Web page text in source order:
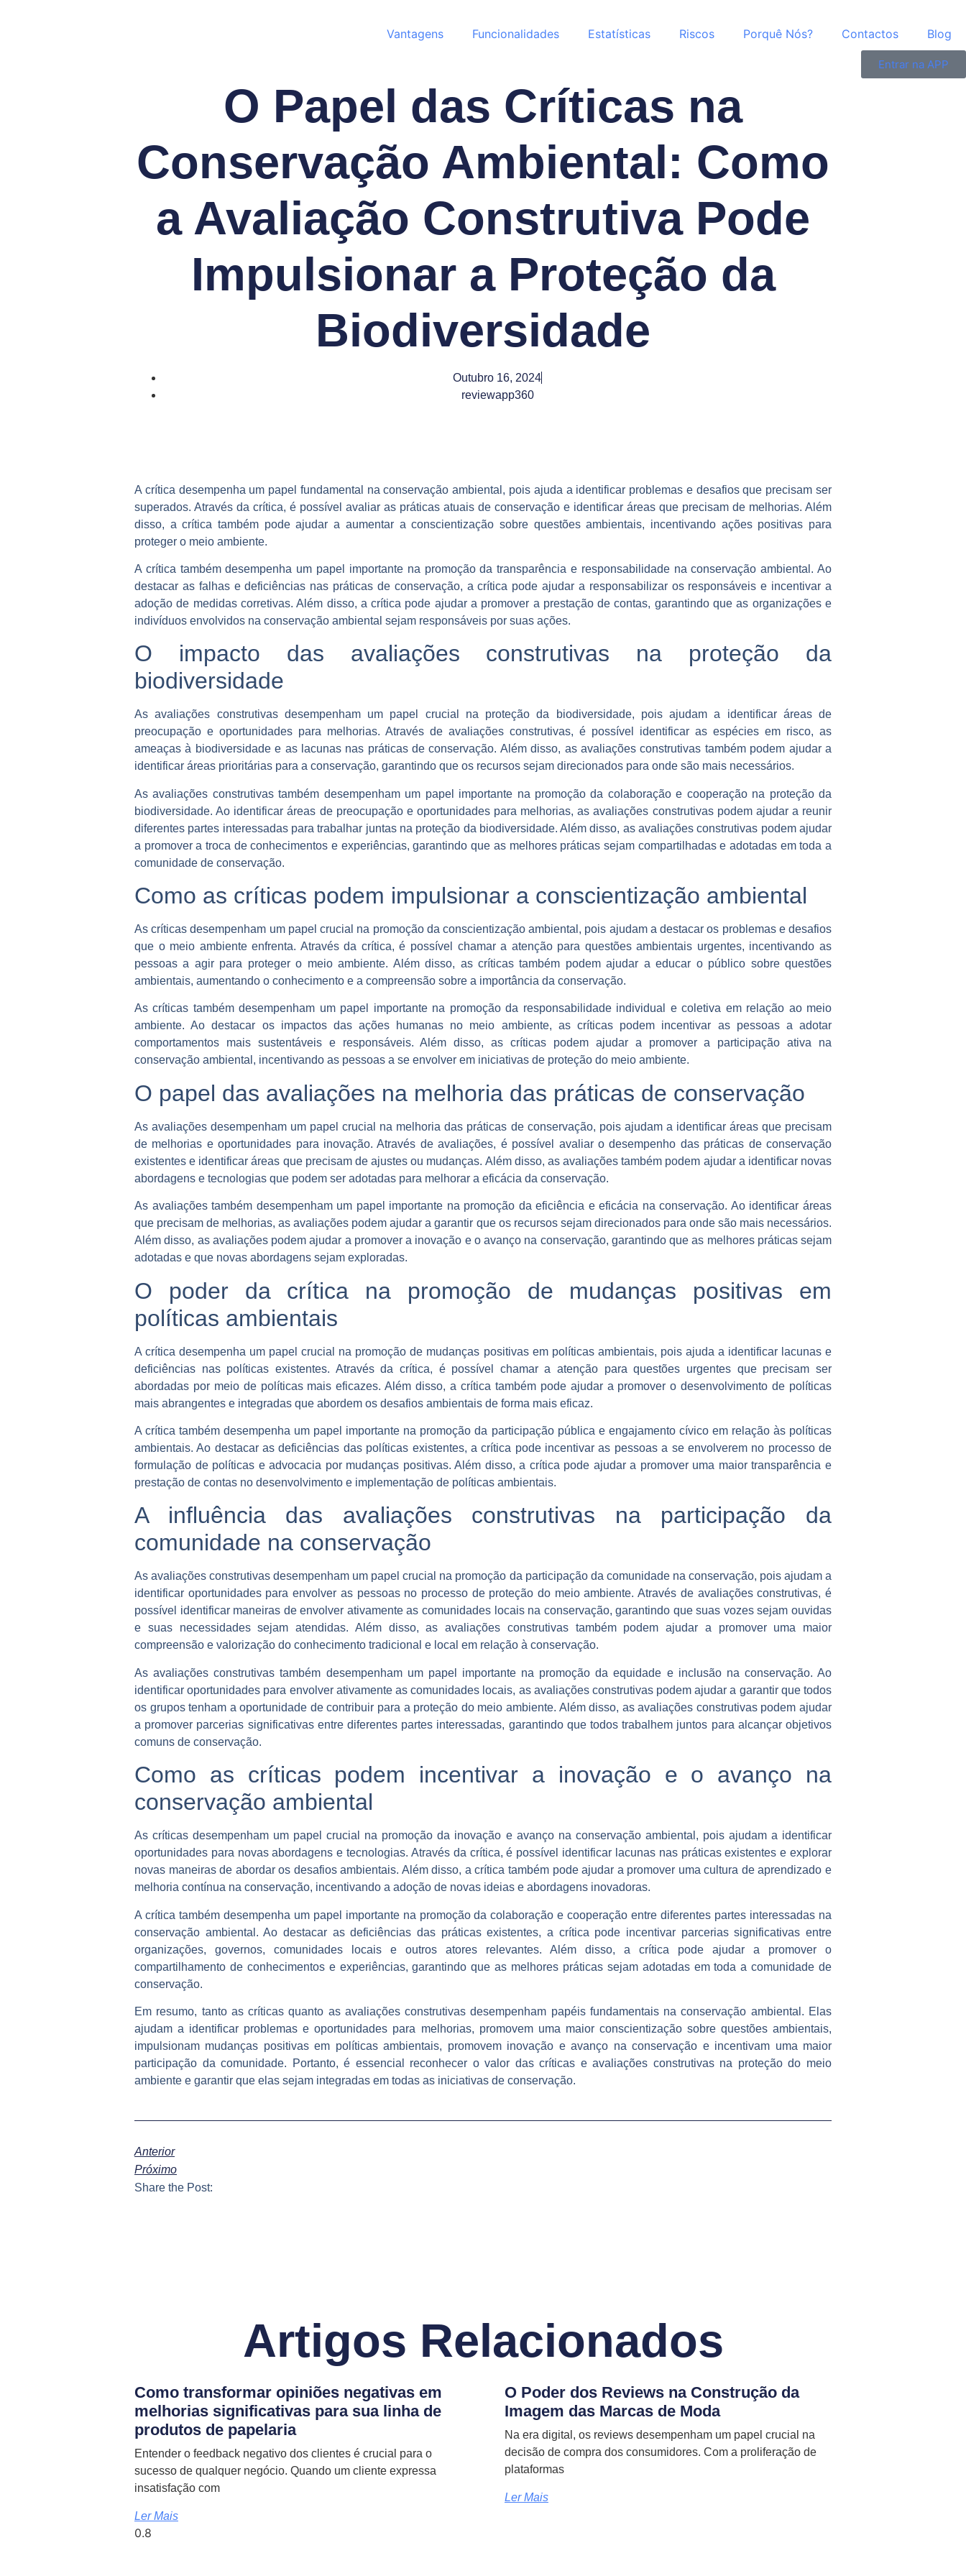
Vantagens Funcionalidades Estatísticas Riscos Porquê Nós? Contactos Blog
Entrar na APP
O Papel das Críticas na
Conservação Ambiental: Como
a Avaliação Construtiva Pode
Impulsionar a Proteção da
Biodiversidade
Outubro 16, 2024
reviewapp360
A crítica desempenha um papel fundamental na conservação ambiental, pois ajuda a identificar problemas e desafios que precisam ser
superados. Através da crítica, é possível avaliar as práticas atuais de conservação e identificar áreas que precisam de melhorias. Além
disso, a crítica também pode ajudar a aumentar a conscientização sobre questões ambientais, incentivando ações positivas para
proteger o meio ambiente.
A crítica também desempenha um papel importante na promoção da transparência e responsabilidade na conservação ambiental. Ao
destacar as falhas e deficiências nas práticas de conservação, a crítica pode ajudar a responsabilizar os responsáveis e incentivar a
adoção de medidas corretivas. Além disso, a crítica pode ajudar a promover a prestação de contas, garantindo que as organizações e
indivíduos envolvidos na conservação ambiental sejam responsáveis por suas ações.
O impacto das avaliações construtivas na proteção da
biodiversidade
As avaliações construtivas desempenham um papel crucial na proteção da biodiversidade, pois ajudam a identificar áreas de
preocupação e oportunidades para melhorias. Através de avaliações construtivas, é possível identificar as espécies em risco, as
ameaças à biodiversidade e as lacunas nas práticas de conservação. Além disso, as avaliações construtivas também podem ajudar a
identificar áreas prioritárias para a conservação, garantindo que os recursos sejam direcionados para onde são mais necessários.
As avaliações construtivas também desempenham um papel importante na promoção da colaboração e cooperação na proteção da
biodiversidade. Ao identificar áreas de preocupação e oportunidades para melhorias, as avaliações construtivas podem ajudar a reunir
diferentes partes interessadas para trabalhar juntas na proteção da biodiversidade. Além disso, as avaliações construtivas podem ajudar
a promover a troca de conhecimentos e experiências, garantindo que as melhores práticas sejam compartilhadas e adotadas em toda a
comunidade de conservação.
Como as críticas podem impulsionar a conscientização ambiental
As críticas desempenham um papel crucial na promoção da conscientização ambiental, pois ajudam a destacar os problemas e desafios
que o meio ambiente enfrenta. Através da crítica, é possível chamar a atenção para questões ambientais urgentes, incentivando as
pessoas a agir para proteger o meio ambiente. Além disso, as críticas também podem ajudar a educar o público sobre questões
ambientais, aumentando o conhecimento e a compreensão sobre a importância da conservação.
As críticas também desempenham um papel importante na promoção da responsabilidade individual e coletiva em relação ao meio
ambiente. Ao destacar os impactos das ações humanas no meio ambiente, as críticas podem incentivar as pessoas a adotar
comportamentos mais sustentáveis e responsáveis. Além disso, as críticas podem ajudar a promover a participação ativa na
conservação ambiental, incentivando as pessoas a se envolver em iniciativas de proteção do meio ambiente.
O papel das avaliações na melhoria das práticas de conservação
As avaliações desempenham um papel crucial na melhoria das práticas de conservação, pois ajudam a identificar áreas que precisam
de melhorias e oportunidades para inovação. Através de avaliações, é possível avaliar o desempenho das práticas de conservação
existentes e identificar áreas que precisam de ajustes ou mudanças. Além disso, as avaliações também podem ajudar a identificar novas
abordagens e tecnologias que podem ser adotadas para melhorar a eficácia da conservação.
As avaliações também desempenham um papel importante na promoção da eficiência e eficácia na conservação. Ao identificar áreas
que precisam de melhorias, as avaliações podem ajudar a garantir que os recursos sejam direcionados para onde são mais necessários.
Além disso, as avaliações podem ajudar a promover a inovação e o avanço na conservação, garantindo que as melhores práticas sejam
adotadas e que novas abordagens sejam exploradas.
O poder da crítica na promoção de mudanças positivas em
políticas ambientais
A crítica desempenha um papel crucial na promoção de mudanças positivas em políticas ambientais, pois ajuda a identificar lacunas e
deficiências nas políticas existentes. Através da crítica, é possível chamar a atenção para questões urgentes que precisam ser
abordadas por meio de políticas mais eficazes. Além disso, a crítica também pode ajudar a promover o desenvolvimento de políticas
mais abrangentes e integradas que abordem os desafios ambientais de forma mais eficaz.
A crítica também desempenha um papel importante na promoção da participação pública e engajamento cívico em relação às políticas
ambientais. Ao destacar as deficiências das políticas existentes, a crítica pode incentivar as pessoas a se envolverem no processo de
formulação de políticas e advocacia por mudanças positivas. Além disso, a crítica pode ajudar a promover uma maior transparência e
prestação de contas no desenvolvimento e implementação de políticas ambientais.
A influência das avaliações construtivas na participação da
comunidade na conservação
As avaliações construtivas desempenham um papel crucial na promoção da participação da comunidade na conservação, pois ajudam a
identificar oportunidades para envolver as pessoas no processo de proteção do meio ambiente. Através de avaliações construtivas, é
possível identificar maneiras de envolver ativamente as comunidades locais na conservação, garantindo que suas vozes sejam ouvidas
e suas necessidades sejam atendidas. Além disso, as avaliações construtivas também podem ajudar a promover uma maior
compreensão e valorização do conhecimento tradicional e local em relação à conservação.
As avaliações construtivas também desempenham um papel importante na promoção da equidade e inclusão na conservação. Ao
identificar oportunidades para envolver ativamente as comunidades locais, as avaliações construtivas podem ajudar a garantir que todos
os grupos tenham a oportunidade de contribuir para a proteção do meio ambiente. Além disso, as avaliações construtivas podem ajudar
a promover parcerias significativas entre diferentes partes interessadas, garantindo que todos trabalhem juntos para alcançar objetivos
comuns de conservação.
Como as críticas podem incentivar a inovação e o avanço na
conservação ambiental
As críticas desempenham um papel crucial na promoção da inovação e avanço na conservação ambiental, pois ajudam a identificar
oportunidades para novas abordagens e tecnologias. Através da crítica, é possível identificar lacunas nas práticas existentes e explorar
novas maneiras de abordar os desafios ambientais. Além disso, a crítica também pode ajudar a promover uma cultura de aprendizado e
melhoria contínua na conservação, incentivando a adoção de novas ideias e abordagens inovadoras.
A crítica também desempenha um papel importante na promoção da colaboração e cooperação entre diferentes partes interessadas na
conservação ambiental. Ao destacar as deficiências das práticas existentes, a crítica pode incentivar parcerias significativas entre
organizações, governos, comunidades locais e outros atores relevantes. Além disso, a crítica pode ajudar a promover o
compartilhamento de conhecimentos e experiências, garantindo que as melhores práticas sejam adotadas em toda a comunidade de
conservação.
Em resumo, tanto as críticas quanto as avaliações construtivas desempenham papéis fundamentais na conservação ambiental. Elas
ajudam a identificar problemas e oportunidades para melhorias, promovem uma maior conscientização sobre questões ambientais,
impulsionam mudanças positivas em políticas ambientais, promovem inovação e avanço na conservação e incentivam uma maior
participação da comunidade. Portanto, é essencial reconhecer o valor das críticas e avaliações construtivas na proteção do meio
ambiente e garantir que elas sejam integradas em todas as iniciativas de conservação.
Anterior
Próximo
Share the Post:
Artigos Relacionados
Como transformar opiniões negativas em
melhorias significativas para sua linha de
produtos de papelaria
Entender o feedback negativo dos clientes é crucial para o
sucesso de qualquer negócio. Quando um cliente expressa
insatisfação com
Ler Mais
O Poder dos Reviews na Construção da
Imagem das Marcas de Moda
Na era digital, os reviews desempenham um papel crucial na
decisão de compra dos consumidores. Com a proliferação de
plataformas
Ler Mais